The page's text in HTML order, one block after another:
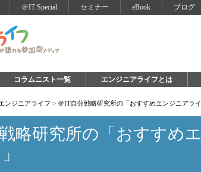
＠IT Special セミナー eBook ブログ
コラムニスト一覧 エンジニアライフとは
ンジニアライフ > ＠IT自分戦略研究所の「おすすめエンジニアライ
略研究所の「おすすめ